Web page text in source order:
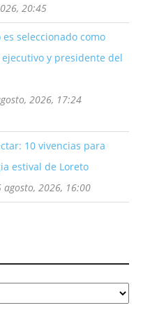
20:45
es seleccionado como
y presidente del
2026, 17:24
10 vivencias para
estival de Loreto
agosto, 2026, 16:00